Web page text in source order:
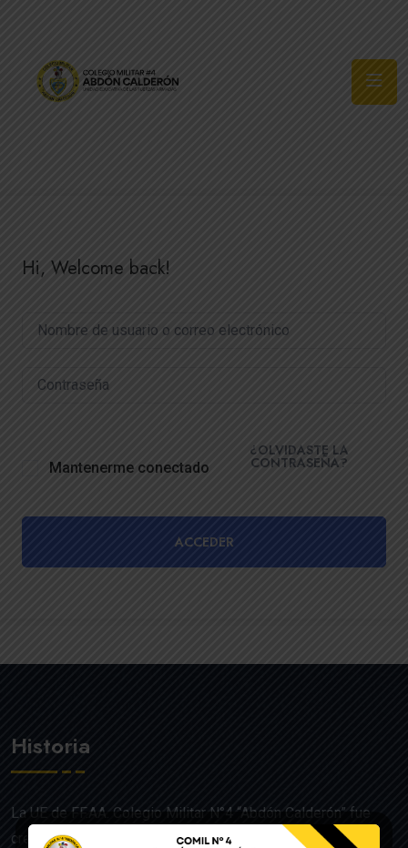
Hi, Welcome back!
Mantenerme conectado
¿OLVIDASTE LA
CONTRASEÑA?
ACCEDER
Historia
La UE de FF.AA. Colegio Militar N°4 “Abdón Calderón” fue
creado mediante Acuerdo Ministerial de la Orden General